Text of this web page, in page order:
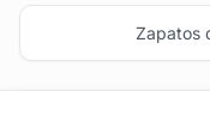
Zapatos